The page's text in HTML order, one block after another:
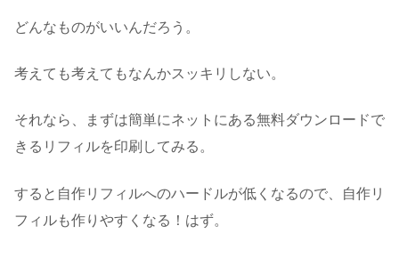
どんなものがいいんだろう。
考えても考えてもなんかスッキリしない。
それなら、まずは簡単にネットにある無料ダウンロードで
きるリフィルを印刷してみる。
すると自作リフィルへのハードルが低くなるので、自作リ
フィルも作りやすくなる！はず。